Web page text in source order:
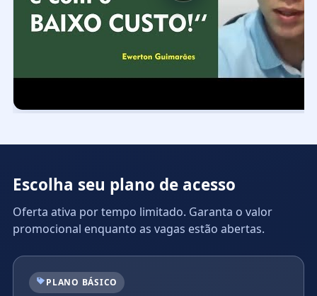
Escolha seu plano de acesso
Oferta ativa por tempo limitado. Garanta o valor
promocional enquanto as vagas estão abertas.
PLANO BÁSICO